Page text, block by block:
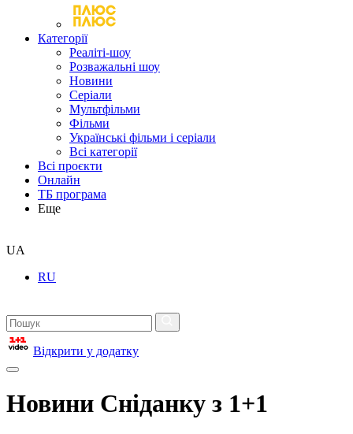
Категорії
Реаліті-шоу
Розважальні шоу
Новини
Серіали
Мультфільми
Фільми
Українські фільми і серіали
Всі категорії
Всі проєкти
Онлайн
ТБ програма
Еще
UA
RU
Відкрити у додатку
Новини Сніданку з 1+1